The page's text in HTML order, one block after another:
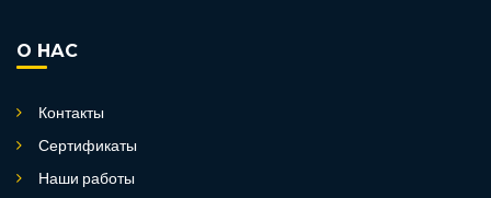
О НАС
Контакты
Сертификаты
Наши работы